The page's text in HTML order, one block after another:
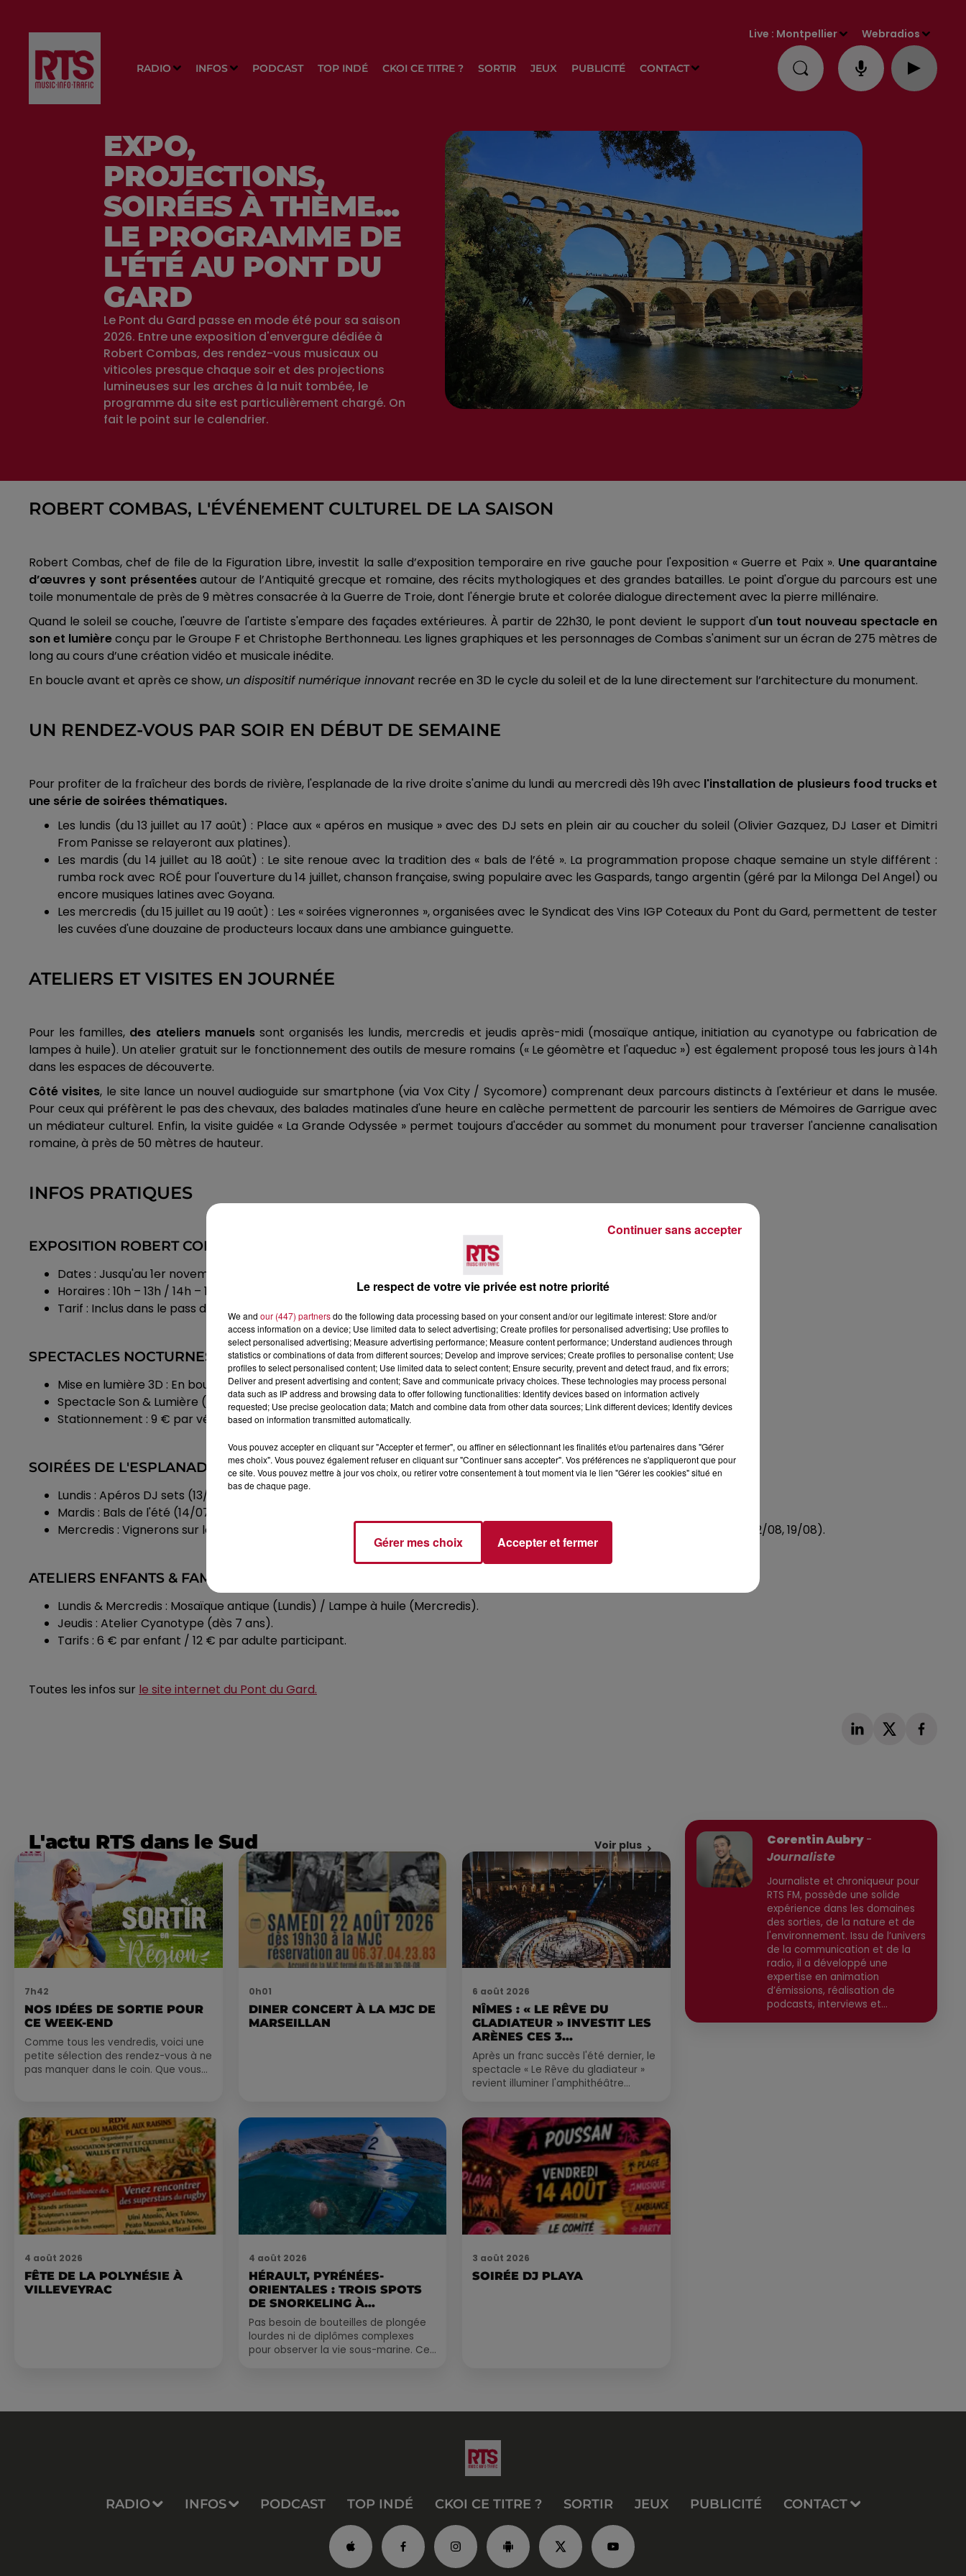
RADIO INFOS PODCAST TOP INDÉ CKOI CE TITRE ? SORTIR JEUX PUBLICITÉ CONTACT
Live : Montpellier Webradios
EXPO,
PROJECTIONS,
SOIRÉES À THÈME...
LE PROGRAMME DE
L'ÉTÉ AU PONT DU
GARD
Le Pont du Gard passe en mode été pour sa saison
2026. Entre une exposition d'envergure dédiée à
Robert Combas, des rendez-vous musicaux ou
viticoles presque chaque soir et des projections
lumineuses sur les arches à la nuit tombée, le
programme du site est particulièrement chargé. On
fait le point sur le calendrier.
ROBERT COMBAS, L'ÉVÉNEMENT CULTUREL DE LA SAISON
Robert Combas, chef de file de la Figuration Libre, investit la salle d’exposition temporaire en rive gauche pour l'exposition « Guerre et Paix ». Une quarantaine
d’œuvres y sont présentéesautour de l’Antiquité grecque et romaine, des récits mythologiques et des grandes batailles. Le point d'orgue du parcours est une
toile monumentale de près de 9 mètres consacrée à la Guerre de Troie, dont l'énergie brute et colorée dialogue directement avec la pierre millénaire.
Quand le soleil se couche, l'œuvre de l'artiste s'empare des façades extérieures. À partir de 22h30, le pont devient le support d'un tout nouveau spectacle en
son et lumièreconçu par le Groupe F et Christophe Berthonneau. Les lignes graphiques et les personnages de Combas s'animent sur un écran de 275 mètres de
long au cours d’une création vidéo et musicale inédite.
En boucle avant et après ce show, un dispositif numérique innovant recrée en 3D le cycle du soleil et de la lune directement sur l’architecture du monument.
UN RENDEZ-VOUS PAR SOIR EN DÉBUT DE SEMAINE
Pour profiter de la fraîcheur des bords de rivière, l'esplanade de la rive droite s'anime du lundi au mercredi dès 19h avec l'installation de plusieurs food trucks et
une série de soirées thématiques.
Les lundis (du 13 juillet au 17 août) : Place aux « apéros en musique » avec des DJ sets en plein air au coucher du soleil (Olivier Gazquez, DJ Laser et Dimitri
From Panisse se relayeront aux platines).
Les mardis (du 14 juillet au 18 août) : Le site renoue avec la tradition des « bals de l’été ». La programmation propose chaque semaine un style différent :
rumba rock avec ROÉ pour l'ouverture du 14 juillet, chanson française, swing populaire avec les Gaspards, tango argentin (géré par la Milonga Del Angel) ou
encore musiques latines avec Goyana.
Les mercredis (du 15 juillet au 19 août) : Les « soirées vigneronnes », organisées avec le Syndicat des Vins IGP Coteaux du Pont du Gard, permettent de tester
les cuvées d'une douzaine de producteurs locaux dans une ambiance guinguette.
ATELIERS ET VISITES EN JOURNÉE
Pour les familles, des ateliers manuelssont organisés les lundis, mercredis et jeudis après-midi (mosaïque antique, initiation au cyanotype ou fabrication de
lampes à huile). Un atelier gratuit sur le fonctionnement des outils de mesure romains (« Le géomètre et l'aqueduc ») est également proposé tous les jours à 14h
dans les espaces de découverte.
Côté visites, le site lance un nouvel audioguide sur smartphone (via Vox City / Sycomore) comprenant deux parcours distincts à l'extérieur et dans le musée.
Pour ceux qui préfèrent le pas des chevaux, des balades matinales d'une heure en calèche permettent de parcourir les sentiers de Mémoires de Garrigue avec
un médiateur culturel. Enfin, la visite guidée « La Grande Odyssée » permet toujours d'accéder au sommet du monument pour traverser l'ancienne canalisation
romaine, à près de 50 mètres de hauteur.
INFOS PRATIQUES
EXPOSITION ROBERT COMBAS : « GUERRE ET PAIX »
Dates : Jusqu'au 1er novembre 2026.
Horaires : 10h – 13h / 14h – 18h (Rive Gauche, salle d'Exposition Temporaire).
Tarif : Inclus dans le pass d’entrée aux espaces de découverte.
SPECTACLES NOCTURNES (JUSQU'AU 30 AOÛT)
Mise en lumière 3D : En boucle à la tombée de la nuit.
Spectacle Son & Lumière (Combas & Groupe F) : À 22h30 (durée : 20 à 30 min), visible depuis la plage en Rive Droite.
Stationnement : 9 € par véhicule (gratuit pour les abonnés).
SOIRÉES DE L'ESPLANADE (RIVE DROITE, DE 19H À MINUIT)
Lundis : Apéros DJ sets (13/07, 20/07, 27/07, 03/08, 10/08, 17/08).
Mardis : Bals de l'été (14/07, 21/07, 28/07, 04/08, 11/08, 18/08).
Mercredis : Vignerons sur le Pont. Tarif : 7 € le pass (2 tickets dégustation + 1 verre sérigraphié) (15/07, 22/07, 29/07, 05/08, 12/08, 19/08).
ATELIERS ENFANTS & FAMILLES (14H30 – 16H30)
Lundis & Mercredis : Mosaïque antique (Lundis) / Lampe à huile (Mercredis).
Jeudis : Atelier Cyanotype (dès 7 ans).
Tarifs : 6 € par enfant / 12 € par adulte participant.
Toutes les infos sur le site internet du Pont du Gard.
L'actu RTS dans le Sud Voir plus
7h42
NOS IDÉES DE SORTIE POUR
CE WEEK-END
Comme tous les vendredis, voici une
petite sélection des rendez-vous à ne
pas manquer dans le coin. Que vous
0h01
DINER CONCERT À LA MJC DE
MARSEILLAN
6 août 2026
NÎMES : « LE RÊVE DU
GLADIATEUR » INVESTIT LES
ARÈNES CES 3...
Après un franc succès l'été dernier, le
spectacle « Le Rêve du gladiateur »
revient illuminer l'amphithéâtre
4 août 2026
FÊTE DE LA POLYNÉSIE À
VILLEVEYRAC
4 août 2026
HÉRAULT, PYRÉNÉES-
ORIENTALES : TROIS SPOTS
DE SNORKELING À
EXPLORER...
Pas besoin de bouteilles de plongée
lourdes ni de diplômes complexes
pour observer la vie sous-marine. Cet
3 août 2026
SOIRÉE DJ PLAYA
Corentin Aubry-
Journaliste
Journaliste et chroniqueur pour
RTS FM, possède une solide
expérience dans les domaines
des sorties, de la nature et de
l'environnement. Issu de l’univers
de la communication et de la
radio, il a développé une
expertise en animation
d’émissions, réalisation de
podcasts, interviews et
RADIO INFOS PODCAST TOP INDÉ CKOI CE TITRE ? SORTIR JEUX PUBLICITÉ CONTACT
Le respect de votre vie privée est notre priorité
We and our (447) partnersdo the following data processing based on your consent and/or our legitimate interest: Store and/or
access information on a device; Use limited data to select advertising; Create profiles for personalised advertising; Use profiles to
select personalised advertising; Measure advertising performance; Measure content performance; Understand audiences through
statistics or combinations of data from different sources; Develop and improve services; Create profiles to personalise content; Use
profiles to select personalised content; Use limited data to select content; Ensure security, prevent and detect fraud, and fix errors;
Deliver and present advertising and content; Save and communicate privacy choices. These technologies may process personal
data such as IP address and browsing data to offer following functionalities: Identify devices based on information actively
requested; Use precise geolocation data; Match and combine data from other data sources; Link different devices; Identify devices
based on information transmitted automatically.
Vous pouvez accepter en cliquant sur "Accepter et fermer", ou affiner en sélectionnant les finalités et/ou partenaires dans "Gérer
mes choix". Vous pouvez également refuser en cliquant sur "Continuer sans accepter". Vos préférences ne s'appliqueront que pour
ce site. Vous pouvez mettre à jour vos choix, ou retirer votre consentement à tout moment via le lien "Gérer les cookies" situé en
bas de chaque page.
Gérer mes choix Accepter et fermer
Continuer sans accepter